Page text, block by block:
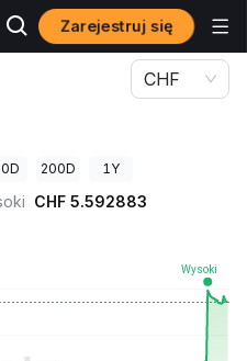
Zarejestruj się
CHF
200D 1Y
CHF 5.592883